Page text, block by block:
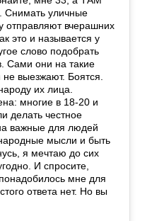
Снимать уличные
отправляют вчерашних
это и называется у
слово подобрать
Сами они на такие
выезжают. Боятся.
их лица. ⠀
многие в 18-20 и
делать честное
важные для людей
мысли и быть
я мечтаю до сих
И спросите,
мне для
ответа нет. Но вы